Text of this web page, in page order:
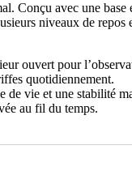
Conçu avec une base
niveaux de
ouvert pour
quotidiennement.
de vie et une stabilité
au fil du temps.